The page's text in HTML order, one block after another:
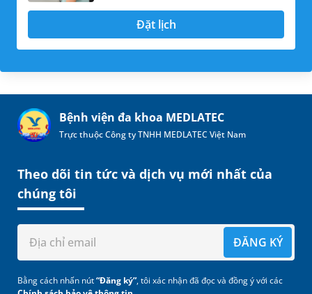
Đặt lịch
Bệnh viện đa khoa MEDLATEC
Trực thuộc Công ty TNHH MEDLATEC Việt Nam
Theo dõi tin tức và dịch vụ mới nhất của
chúng tôi
ĐĂNG KÝ
Bằng cách nhấn nút“Đăng ký”, tôi xác nhận đã đọc và đồng ý với các